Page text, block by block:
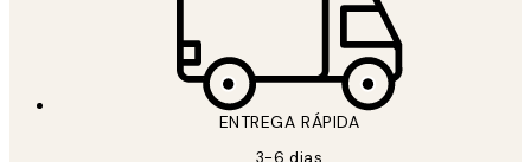
ENTREGA RÁPIDA
3-6 dias